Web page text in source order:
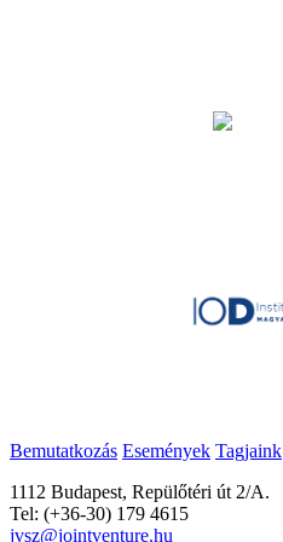
Bemutatkozás Események Tagjaink
1112 Budapest, Repülőtéri út 2/A.
Tel: (+36-30) 179 4615
jvsz@jointventure.hu